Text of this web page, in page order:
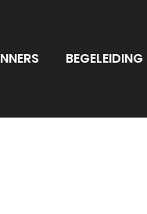
BEGELEIDING